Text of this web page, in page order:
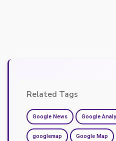
Related Tags
Google News Google
googlemap Google Map